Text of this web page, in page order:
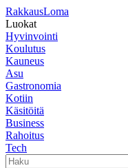
RakkausLoma
Luokat
Hyvinvointi
Koulutus
Kauneus
Asu
Gastronomia
Kotiin
Käsitöitä
Business
Rahoitus
Tech